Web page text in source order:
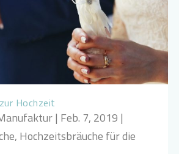
Hochzeit
| Feb. 7, 2019 |
, Hochzeitsbräuche für die